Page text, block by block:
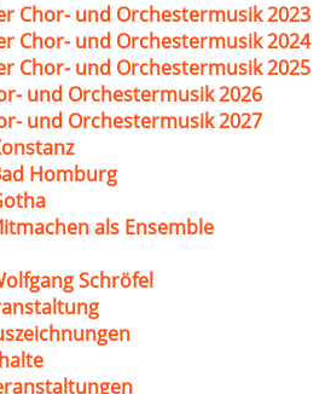
Chor- und Orchestermusik 2023
Chor- und Orchestermusik 2024
Chor- und Orchestermusik 2025
und Orchestermusik 2026
und Orchestermusik 2027
Homburg
als Ensemble
Schröfel